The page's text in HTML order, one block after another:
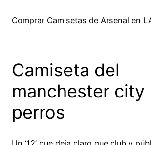
Comprar Camisetas de Arsenal en
Camiseta del
manchester city
perros